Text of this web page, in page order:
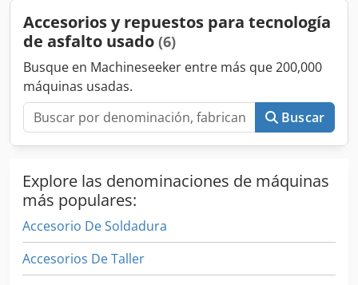
Hidrostático + Acelerador manual ¡Reciba todos los
vehículos recién anunciados por correo electrónico:
suscríbase a nuestro BOLETÍN! ¡Errores y omisiones
posibles, venta previa reservada! Csdpfew T Skgox Apdsrf
Accesorios y repuestos para tecnología
de asfalto usado (6)
Busque en Machineseeker entre más que 200,000
máquinas usadas.
Buscar
Explore las denominaciones de máquinas
más populares:
Accesorio De Soldadura
Accesorios De Taller